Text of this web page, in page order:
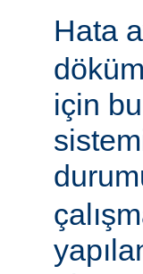
Hata
için